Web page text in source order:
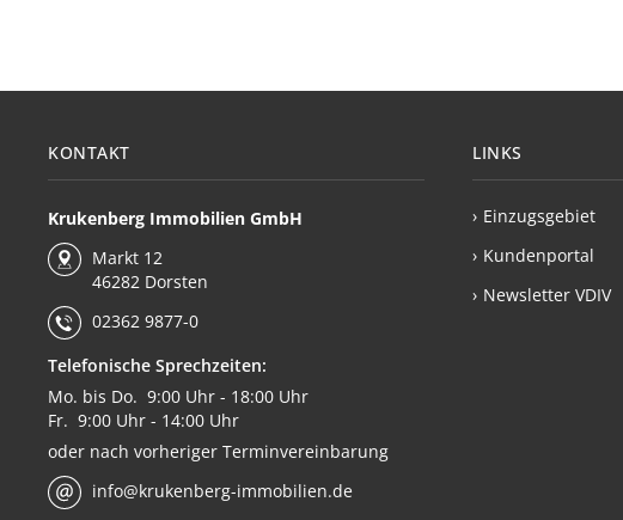
KONTAKT
Krukenberg Immobilien GmbH
Markt 12
46282 Dorsten
02362 9877-0
Telefonische Sprechzeiten:
Mo. bis Do. 9:00 Uhr - 18:00 Uhr
Fr. 9:00 Uhr - 14:00 Uhr
oder nach vorheriger Terminvereinbarung
info@krukenberg-immobilien.de
LINKS
› Einzugsgebiet
› Kundenportal
› Newsletter VDIV